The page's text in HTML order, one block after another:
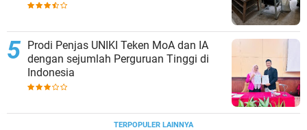
Prodi Penjas UNIKI Teken MoA dan IA
dengan sejumlah Perguruan Tinggi di
Indonesia
TERPOPULER LAINNYA